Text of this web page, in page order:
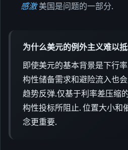
感激美国是问题的一部分.
为什么美元的例外主义难以抵
即使美元的基本背景是下行
构性储备需求和避险流入也
趋势反弹.仅基于利率差压缩
构性投标所阻止. 位置大小和
念更重要.